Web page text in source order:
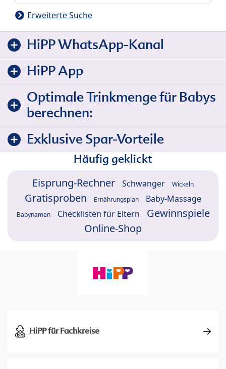
Erweiterte Suche
HiPP WhatsApp-Kanal
HiPP App
Optimale Trinkmenge für Babys
berechnen:
Exklusive Spar-Vorteile
Häufig geklickt
Eisprung-Rechner Schwanger Wickeln
Gratisproben Ernährungsplan Baby-Massage
Babynamen Checklisten für Eltern
Gewinnspiele
Online-Shop
HiPP für Fachkreise